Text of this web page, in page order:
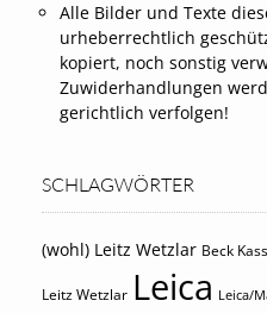
Alle Bilder und Texte
urheberrechtlich
kopiert, noch sonstig
Zuwiderhandlungen
gerichtlich verfolgen!
SCHLAGWÖRTER
(wohl) Leitz Wetzlar Beck
Leitz Wetzlar Leica Leica/